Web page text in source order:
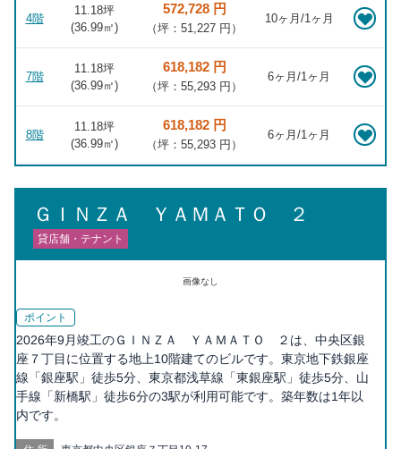
4階
11.18坪
(36.99㎡)
572,728 円
（坪：51,227 円）
10ヶ月/1ヶ月
7階
11.18坪
(36.99㎡)
618,182 円
（坪：55,293 円）
6ヶ月/1ヶ月
8階
11.18坪
(36.99㎡)
618,182 円
（坪：55,293 円）
6ヶ月/1ヶ月
ＧＩＮＺＡ ＹＡＭＡＴＯ ２
貸店舗・テナント
画像なし
ポイント
2026年9月竣工のＧＩＮＺＡ ＹＡＭＡＴＯ ２は、中央区銀
座７丁目に位置する地上10階建てのビルです。東京地下鉄銀座
線「銀座駅」徒歩5分、東京都浅草線「東銀座駅」徒歩5分、山
手線「新橋駅」徒歩6分の3駅が利用可能です。築年数は1年以
内です。